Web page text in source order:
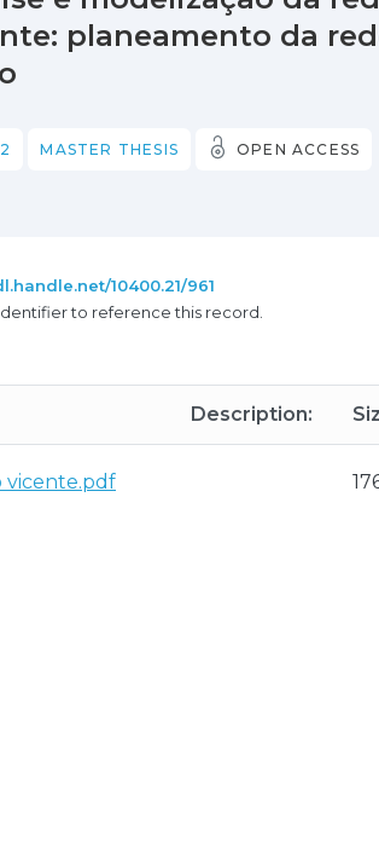
planeamento da
MASTER THESIS OPEN ACCESS
10400.21/961
to reference this record.
Description:
vicente.pdf